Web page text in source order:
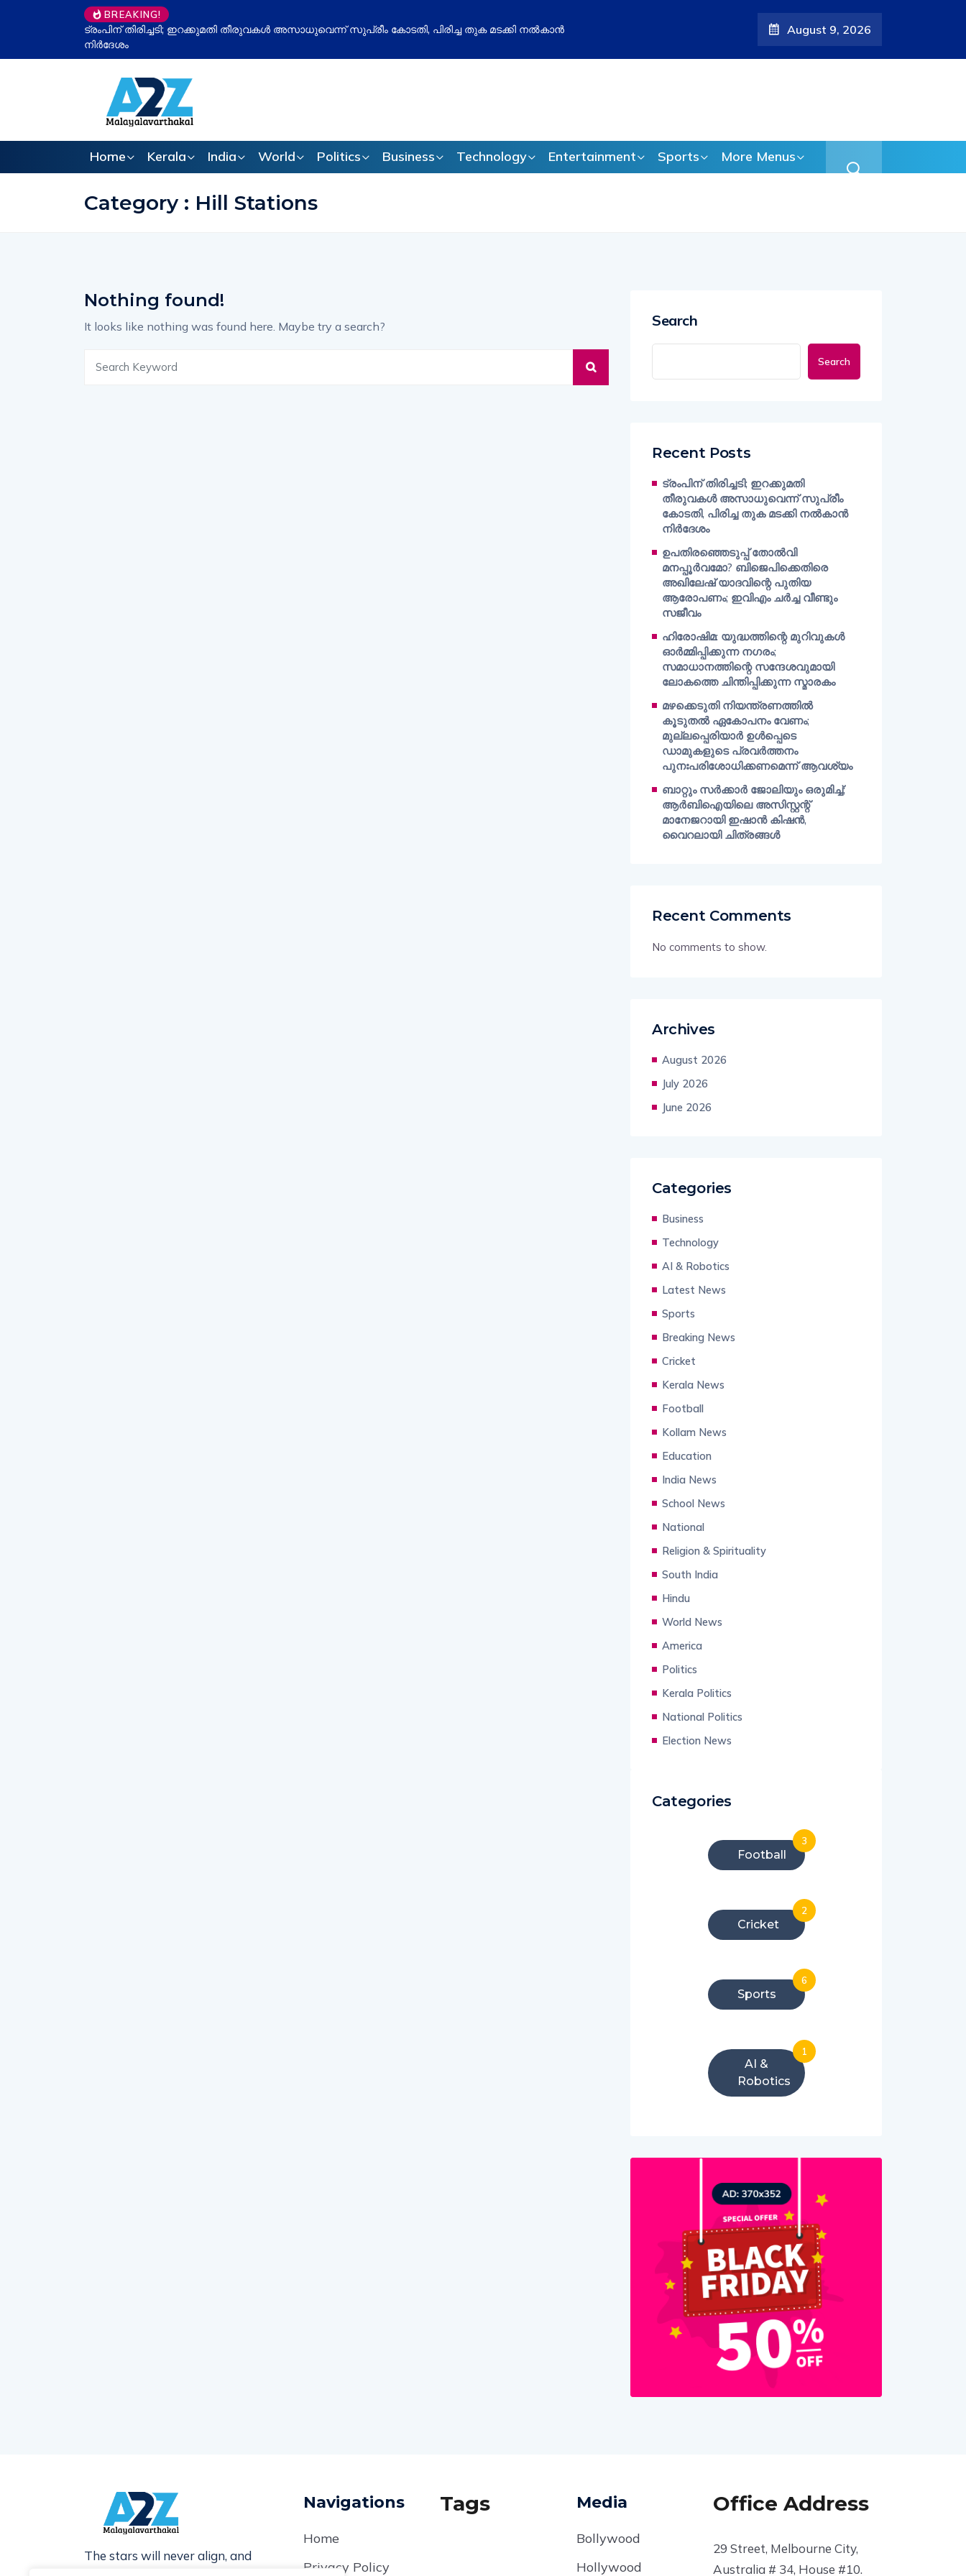
BREAKING!
പിരിച്ച തുക മടക്കി നൽകാൻ
ഉപതിരഞ്ഞെടുപ്പ് തോൽവി മനപ്പൂർവമോ? ബിജെപിക്കെതിരെ അഖിലേഷ് യാദവിന്റെ പുതിയ ആരോപണം;
August 9, 2026
Home Kerala India World Politics Business Technology Entertainment Sports More Menus
Category : Hill Stations
Nothing found!
It looks like nothing was found here. Maybe try a search? Search
Search
Recent Posts
ട്രംപിന് തിരിച്ചടി; ഇറക്കുമതി
തീരുവകൾ അസാധുവെന്ന് സുപ്രീം
കോടതി, പിരിച്ച തുക മടക്കി നൽകാൻ
നിർദേശം
ഉപതിരഞ്ഞെടുപ്പ് തോൽവി
മനപ്പൂർവമോ? ബിജെപിക്കെതിരെ
അഖിലേഷ് യാദവിന്റെ പുതിയ
ആരോപണം; ഇവിഎം ചർച്ച വീണ്ടും
സജീവം
ഹിരോഷിമ: യുദ്ധത്തിന്റെ മുറിവുകൾ
ഓർമ്മിപ്പിക്കുന്ന നഗരം;
സമാധാനത്തിന്റെ സന്ദേശവുമായി
ലോകത്തെ ചിന്തിപ്പിക്കുന്ന സ്മാരകം
മഴക്കെടുതി നിയന്ത്രണത്തിൽ
കൂടുതൽ ഏകോപനം വേണം;
മുല്ലപ്പെരിയാർ ഉൾപ്പെടെ
ഡാമുകളുടെ പ്രവർത്തനം
പുനഃപരിശോധിക്കണമെന്ന് ആവശ്യം
ബാറ്റും സർക്കാർ ജോലിയും ഒരുമിച്ച്;
ആർബിഐയിലെ അസിസ്റ്റന്റ്
മാനേജറായി ഇഷാൻ കിഷൻ,
വൈറലായി ചിത്രങ്ങൾ
Recent Comments
No comments to show.
Archives
August 2026
July 2026
June 2026
Categories
Business
Technology
AI & Robotics
Latest News
Sports
Breaking News
Cricket
Kerala News
Football
Kollam News
Education
India News
School News
National
Religion & Spirituality
South India
Hindu
World News
America
Politics
Kerala Politics
National Politics
Election News
Categories
Football
3
Cricket
2
Sports
6
AI &
Robotics
1
The stars will never align, and
Navigations
Home
Privacy Policy
Tags Media
Bollywood
Hollywood
Office Address
29 Street, Melbourne City,
Australia # 34, House #10.